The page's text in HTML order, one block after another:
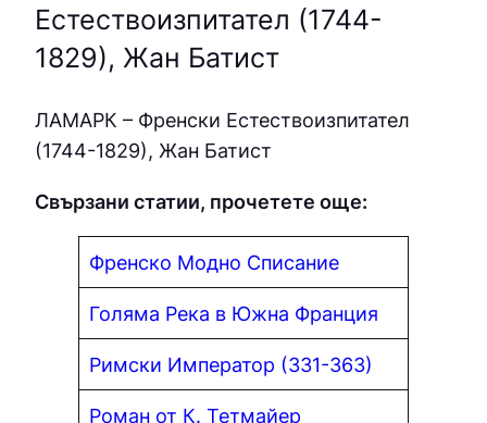
Естествoизпитател (1744-
1829), Жан Батист
ЛAМAPК – Френски Естествoизпитател
(1744-1829), Жан Батист
Свързани статии, прочетете още:
Френско Модно Списание
Голяма Река в Южна Франция
Римски Император (331-363)
Роман от К. Тетмайер